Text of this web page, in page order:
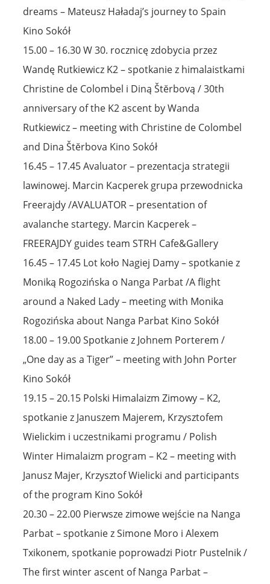
dreams – Mateusz Haładaj’s journey to Spain
Kino Sokół
15.00 – 16.30 W 30. rocznicę zdobycia przez
Wandę Rutkiewicz K2 – spotkanie z himalaistkami
Christine de Colombel i Diną Štĕrbovą / 30th
anniversary of the K2 ascent by Wanda
Rutkiewicz – meeting with Christine de Colombel
and Dina Štĕrbova Kino Sokół
16.45 – 17.45 Avaluator – prezentacja strategii
lawinowej. Marcin Kacperek grupa przewodnicka
Freerajdy /AVALUATOR – presentation of
avalanche startegy. Marcin Kacperek –
FREERAJDY guides team STRH Cafe&Gallery
16.45 – 17.45 Lot koło Nagiej Damy – spotkanie z
Moniką Rogozińska o Nanga Parbat /A flight
around a Naked Lady – meeting with Monika
Rogozińska about Nanga Parbat Kino Sokół
18.00 – 19.00 Spotkanie z Johnem Porterem /
„One day as a Tiger” – meeting with John Porter
Kino Sokół
19.15 – 20.15 Polski Himalaizm Zimowy – K2,
spotkanie z Januszem Majerem, Krzysztofem
Wielickim i uczestnikami programu / Polish
Winter Himalaizm program – K2 – meeting with
Janusz Majer, Krzysztof Wielicki and participants
of the program Kino Sokół
20.30 – 22.00 Pierwsze zimowe wejście na Nanga
Parbat – spotkanie z Simone Moro i Alexem
Txikonem, spotkanie poprowadzi Piotr Pustelnik /
The first winter ascent of Nanga Parbat –